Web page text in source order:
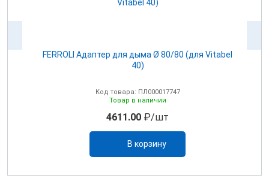
FERROLI Адаптер для дыма Ø 80/80 (для Vitabel
40)
Код товара: ПЛ000017747
Товар в наличии
4611.00 ₽/шт
В корзину